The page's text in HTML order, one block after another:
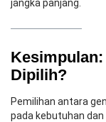
jangka panjang.
Dipilih?
Pemilihan antara
pada kebutuhan